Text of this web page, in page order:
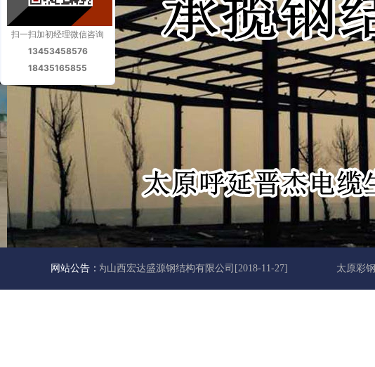
网站公告：
源活动房厂家更名为山西宏达盛源钢结构有限公司[2018-11-27] 太原彩钢
扫一扫加初经理微信咨询
13453458576
18435165855